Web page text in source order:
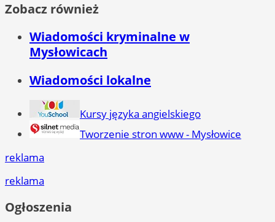
Zobacz również
Wiadomości kryminalne w
Mysłowicach
Wiadomości lokalne
Kursy języka angielskiego
Tworzenie stron www - Mysłowice
reklama
reklama
Ogłoszenia